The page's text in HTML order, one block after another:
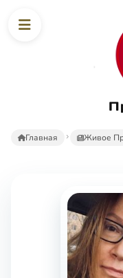
Главная Живое